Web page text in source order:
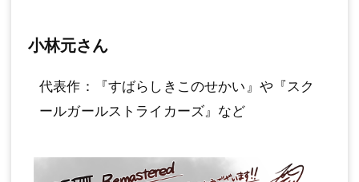
小林元さん
代表作：『すばらしきこのせかい』や『スク
ールガールストライカーズ』など